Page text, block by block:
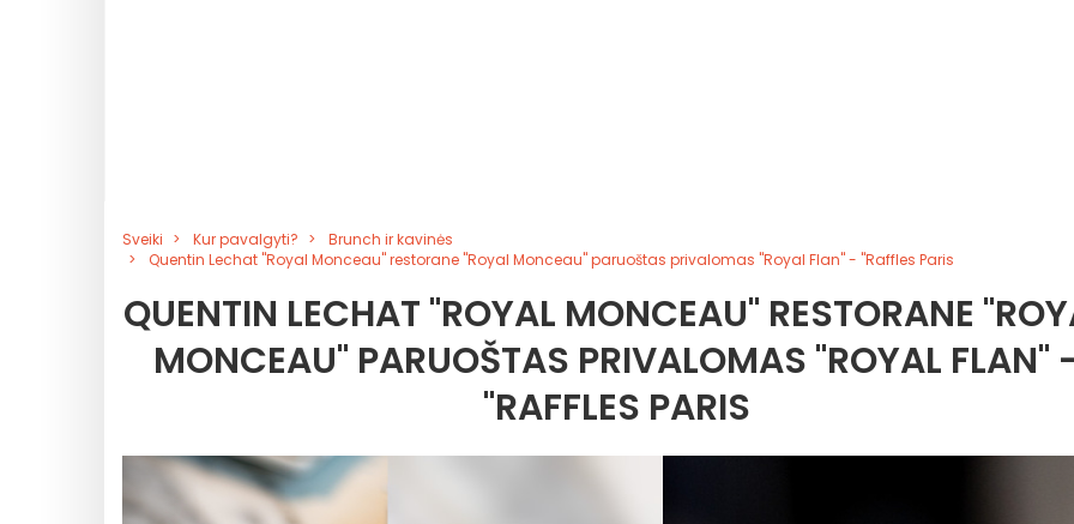
Sveiki Kur pavalgyti?
Brunch ir kavinės
Quentin Lechat "Royal Monceau" restorane "Royal Monceau" paruoštas privalomas "Royal Flan" - "Raffles Paris
QUENTIN LECHAT "ROYAL MONCEAU" RESTORANE
MONCEAU" PARUOŠTAS PRIVALOMAS "ROYAL FLAN"
"RAFFLES PARIS